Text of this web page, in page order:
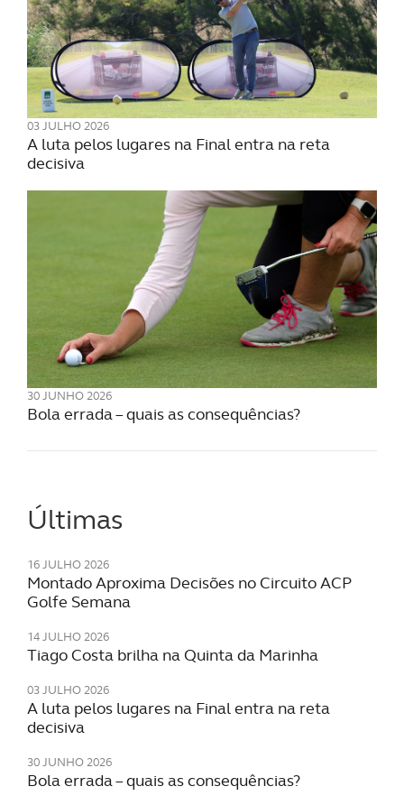
03 JULHO 2026
A luta pelos lugares na Final entra na reta
decisiva
30 JUNHO 2026
Bola errada – quais as consequências?
Últimas
16 JULHO 2026
Montado Aproxima Decisões no Circuito ACP
Golfe Semana
14 JULHO 2026
Tiago Costa brilha na Quinta da Marinha
03 JULHO 2026
A luta pelos lugares na Final entra na reta
decisiva
30 JUNHO 2026
Bola errada – quais as consequências?